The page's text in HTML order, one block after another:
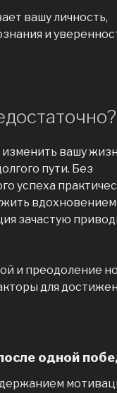
вашу личность,
и
вашу
пути. Без
успеха
вдохновением
зачастую
и преодоление
для
одной